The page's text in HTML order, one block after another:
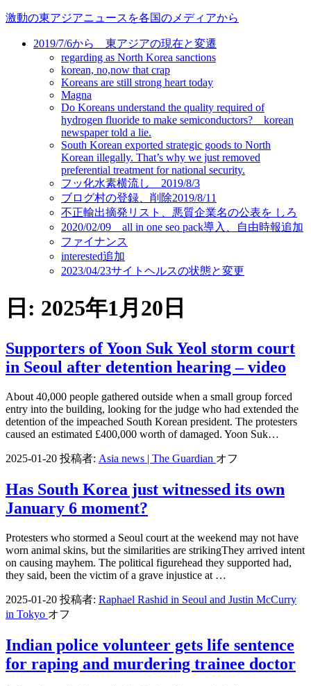
コ
激動の東アジアニュースを各国のメディアから
2019/7/6から 東アジアの現在と変遷
regarding as North Korea sanctions
korean, no,now that crap
Koreans are still strong heart today
Magna
Do Koreans understand the quality required of
hydrogen fluoride to make semiconductors? korean
newspaper told a lie.
South Korean exported strategic goods to North
Korean illegally. That’s why we just removed
preferential treatment for national security.
フッ化水素横流し 2019/8/3
ブログ村の登録、削除2019/8/11
不正輸出摘発リスト、悪質企業名の公表を しろ
2020/02/09 all in one seo pack導入、自由時報追加
ファイナンス
interested追加
2023/04/23サイトヘルスの状態と変更
日: 2025年1月20日
Supporters of Yoon Suk Yeol storm court
in Seoul after detention hearing – video
About 40,000 people gathered outside when a small group forced
entry into the building, looking for the judge who had extended the
detention of the impeached South Korean president. The protesters
caused an estimated £400,000 worth of damaged. Yoon Suk…
2025-01-20 投稿者: Asia news | The Guardian オフ
Has South Korea just witnessed its own
January 6 moment?
Protesters who stormed a Seoul court at the weekend may not have
worn animal skins, but the similarities are strikingThey arrived intent
on causing mayhem. The political figurehead they supported had,
they said, been the victim of a grave injustice at …
2025-01-20 投稿者: Raphael Rashid in Seoul and Justin McCurry
in Tokyo オフ
Indian police volunteer gets life sentence
for raping and murdering trainee doctor